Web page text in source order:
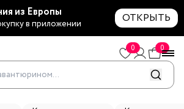
из Европы
в приложении ОТКРЫТЬ
0 0